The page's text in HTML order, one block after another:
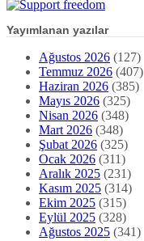
Yayımlanan yazılar
Ağustos 2026 (127)
Temmuz 2026 (407)
Haziran 2026 (385)
Mayıs 2026 (325)
Nisan 2026 (348)
Mart 2026 (348)
Şubat 2026 (325)
Ocak 2026 (311)
Aralık 2025 (231)
Kasım 2025 (314)
Ekim 2025 (315)
Eylül 2025 (328)
Ağustos 2025 (341)